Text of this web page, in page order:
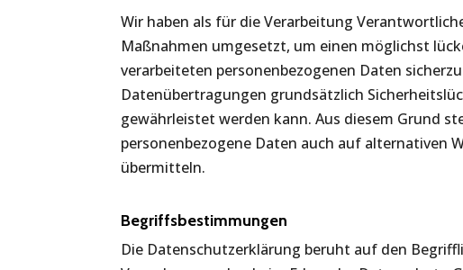
Wir haben als für die Verarbeitung
Maßnahmen umgesetzt, um einen möglichst
verarbeiteten personenbezogenen Daten
Datenübertragungen grundsätzlich
gewährleistet werden kann. Aus diesem Grund
personenbezogene Daten auch auf alternativen
übermitteln.
Begriffsbestimmungen
Die Datenschutzerklärung beruht auf den